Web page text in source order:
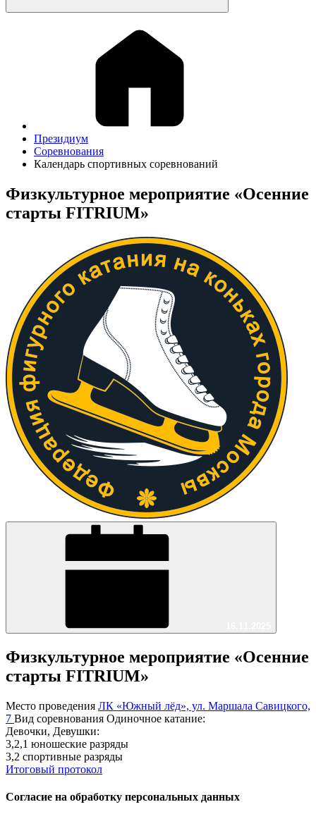
Президиум
Соревнования
Календарь спортивных соревнований
Физкультурное мероприятие «Осенние
старты FITRIUM»
Физкультурное мероприятие «Осенние
старты FITRIUM»
Место проведения ЛК «Южный лёд», ул. Маршала Савицкого,
7 Вид соревнования Одиночное катание:
Девочки, Девушки:
3,2,1 юношеские разряды
3,2 спортивные разряды
Итоговый протокол
Согласие на обработку персональных данных